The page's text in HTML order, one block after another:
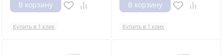
В корзину
Купить в 1 клик
В корзину
Купить в 1 клик